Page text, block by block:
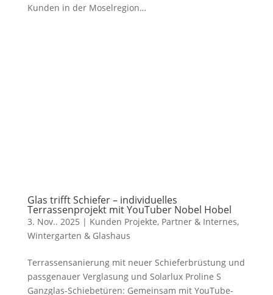
Kunden in der Moselregion…
Glas trifft Schiefer – individuelles
Terrassenprojekt mit YouTuber Nobel Hobel
3. Nov.. 2025 | Kunden Projekte, Partner & Internes,
Wintergarten & Glashaus
Terrassensanierung mit neuer Schieferbrüstung und
passgenauer Verglasung und Solarlux Proline S
Ganzglas-Schiebetüren: Gemeinsam mit YouTube-